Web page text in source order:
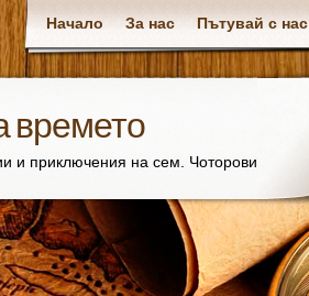
Начало За нас Пътувай с нас
и приключения на сем. Чоторови